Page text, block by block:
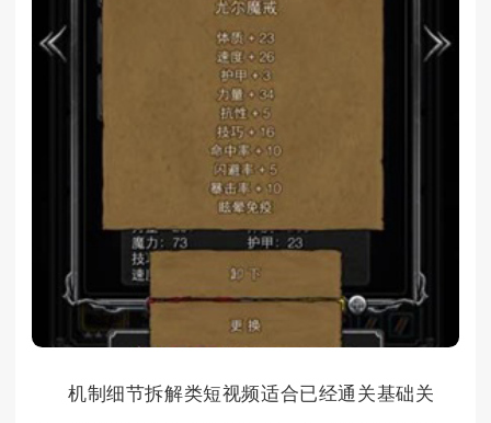
机制细节拆解类短视频适合已经通关基础关